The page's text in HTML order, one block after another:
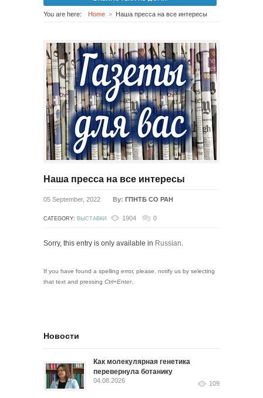
You are here: Home Наша пресса на все интересы
Наша пресса на все интересы
05 September, 2022 By: ГПНТБ СО РАН
CATEGORY: ВЫСТАВКИ 1904 0
Sorry, this entry is only available in Russian.
If you have found a spelling error, please, notify us by selecting
that text and pressing Ctrl+Enter.
Новости
Как молекулярная генетика
перевернула ботанику
04.08.2026 109